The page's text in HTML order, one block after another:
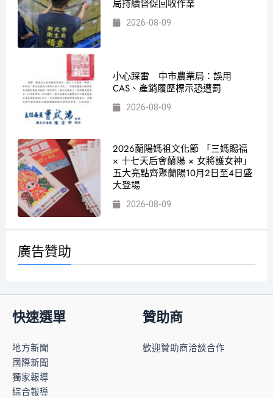
局持續督促回收作業
2026-08-09
小心踩雷 中市農業局：誤用
CAS、產銷履歷標示恐遭罰
2026-08-09
2026蘭陽媽祖文化節 「三媽賜福
× 十七天后會蘭陽 × 女將護女神」
五大亮點齊聚蘭陽10月2日至4日盛
大登場
2026-08-09
廣告贊助
快速選單
地方新聞
國際新聞
獨家報導
綜合報導
贊助商
歡迎贊助商洽談合作